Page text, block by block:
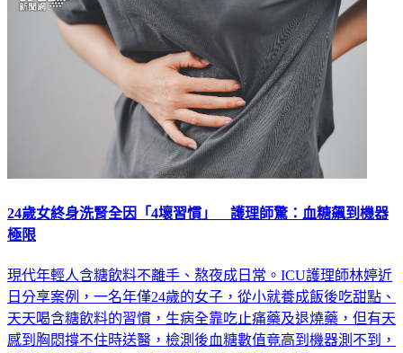
24歲女終身洗腎全因「4壞習慣」 護理師驚：血糖飆到機器
極限
現代年輕人含糖飲料不離手、熬夜成日常。ICU護理師林婷近
日分享案例，一名年僅24歲的女子，從小就養成飯後吃甜點、
天天喝含糖飲料的習慣，生病全靠吃止痛藥及退燒藥，但有天
感到胸悶撐不住時送醫，檢測後血糖數值竟高到機器測不到，